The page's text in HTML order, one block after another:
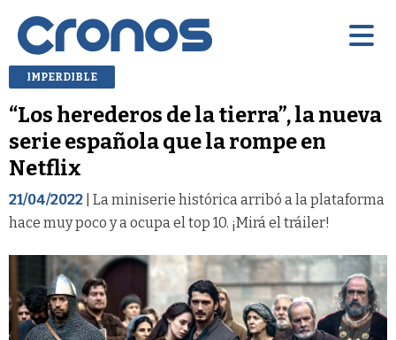
IMPERDIBLE
“Los herederos de la tierra”, la nueva
serie española que la rompe en
Netflix
21/04/2022 | La miniserie histórica arribó a la plataforma
hace muy poco y a ocupa el top 10. ¡Mirá el tráiler!